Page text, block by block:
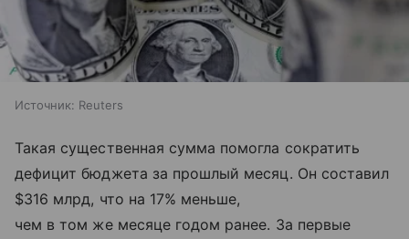
Источник: Reuters
Такая существенная сумма помогла сократить
дефицит бюджета за прошлый месяц. Он составил
$316 млрд, что на 17% меньше,
чем в том же месяце годом ранее. За первые